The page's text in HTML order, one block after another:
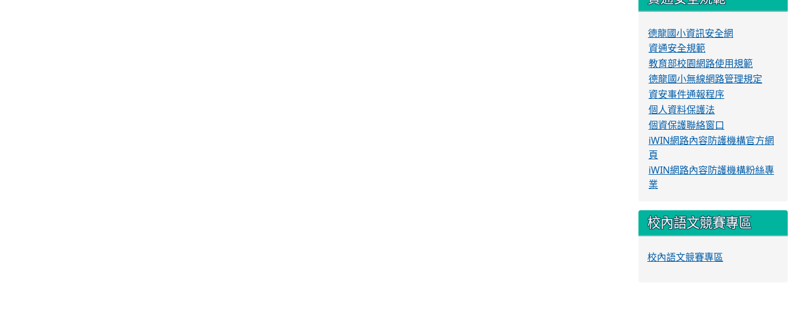
德龍國小資訊安全網
資通安全規範
教育部校園網路使用規範
德龍國小無線網路管理規定
資安事件通報程序
個人資料保護法
個資保護聯絡窗口
iWIN網路內容防護機構官方網
頁
iWIN網路內容防護機構粉絲專
業
校內語文競賽專區
校內語文競賽專區